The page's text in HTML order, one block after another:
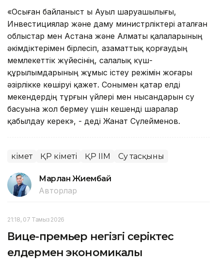
«Осыған байланыст ы Ауыл шаруашылығы,
Инвестициялар және даму министрліктері аталған
облыстар мен Астана және Алматы қалаларының
әкімдіктерімен бірлесіп, азаматтық қорғаудың
мемлекеттік жүйесінің, салалық күш-
құрылымдарының жұмыс істеу режімін жоғары
әзірлікке көшіруі қажет. Сонымен қатар елді
мекендердің тұрғын үйлері мен нысандарын су
басуына жол бермеу үшін кешенді шаралар
қабылдау керек», - деді Жанат Сүлейменов.
Үкімет ҚР Үкіметі ҚР ІІМ Су тасқыны
Марлан Жиембай
Авторлар
21:18, 07 Тамыз 2026
Вице-премьер негізгі серіктес
елдермен экономикалық